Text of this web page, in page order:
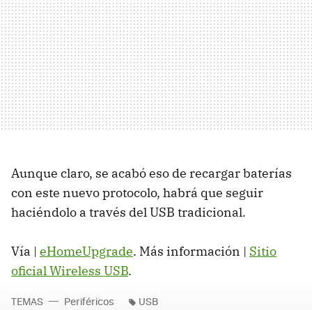
Aunque claro, se acabó eso de recargar baterías
con este nuevo protocolo, habrá que seguir
haciéndolo a través del USB tradicional.
Vía | eHomeUpgrade. Más información | Sitio
oficial Wireless USB.
TEMAS Periféricos USB